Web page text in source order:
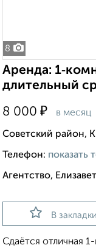
8
Аренда:
длительный
8 000 ₽ в месяц
Советский район,
Телефон: показать
Агентство,
В закладки
Сдаётся отличная